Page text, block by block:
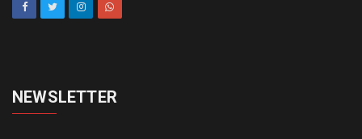
NEWSLETTER